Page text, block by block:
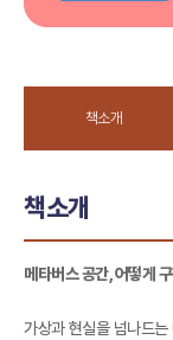
책소개
책소개
메타버스 공간, 어떻게
가상과 현실을 넘나드